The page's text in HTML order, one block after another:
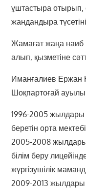
ұштастыра отырып,
жандандыра
Жамағат жаңа
алып, қызметіне
Иманғалиев
Шоқпартоғай
1996-2005
беретін орта
2005-2008 жылдары
білім беру
жүргізушілік
2009-2013